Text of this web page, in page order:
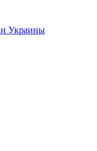
Украины